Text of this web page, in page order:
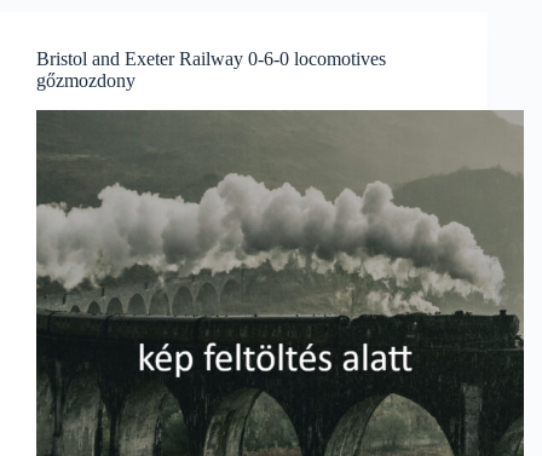
Bristol and Exeter Railway 0-6-0 locomotives
gőzmozdony